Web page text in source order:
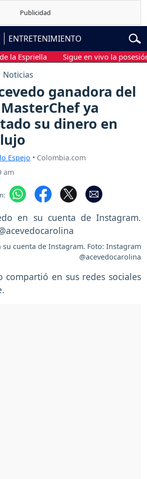
ENTRETENIMIENTO
Sigue en vivo la posesión
Noticias
ganadora del
ya
su dinero en
Espejo • Colombia.com
am
su cuenta de Instagram. Foto: Instagram
@acevedocarolina
compartió en sus redes sociales